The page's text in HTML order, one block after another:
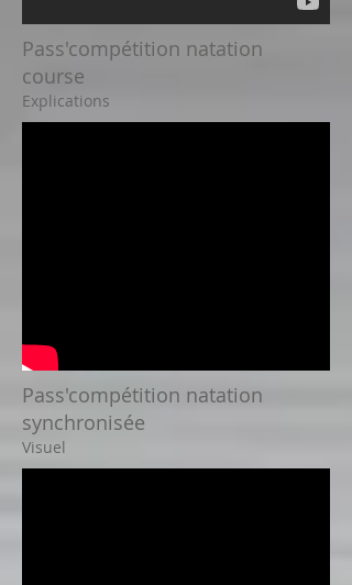
Pass'compétition natation
course
Explications
Pass'compétition natation
synchronisée
Visuel